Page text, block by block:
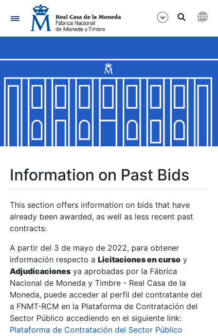
Navigation
Show/Hide
Show/Hide
Show/Hide
Show/Hide
Show/Hide
Information on Past Bids
This section offers information on bids that have
already been awarded, as well as less recent past
contracts:
A partir del 3 de mayo de 2022, para obtener
información respecto a Licitaciones en curso y
Adjudicaciones ya aprobadas por la Fábrica
Nacional de Moneda y Timbre - Real Casa de la
Moneda, puede acceder al perfil del contratante del
a FNMT-RCM en la Plataforma de Contratación del
Sector Público accediendo en el siguiente link:
Plataforma de Contratación del Sector Público